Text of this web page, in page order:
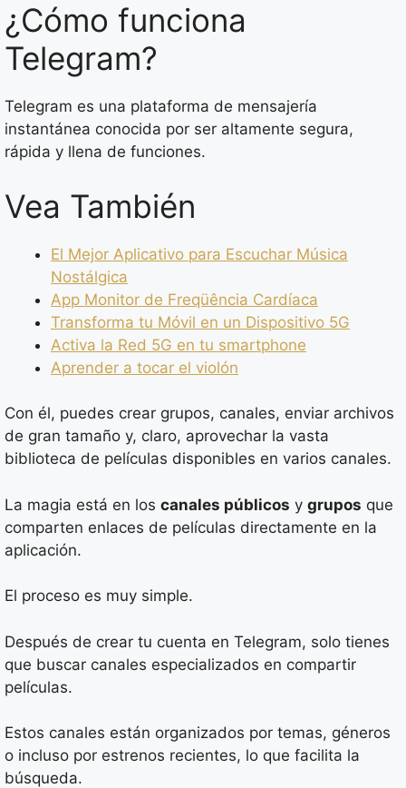
¿Cómo funciona
Telegram?
Telegram es una plataforma de mensajería
instantánea conocida por ser altamente segura,
rápida y llena de funciones.
Vea También
El Mejor Aplicativo para Escuchar Música
Nostálgica
App Monitor de Freqüência Cardíaca
Transforma tu Móvil en un Dispositivo 5G
Activa la Red 5G en tu smartphone
Aprender a tocar el violón
Con él, puedes crear grupos, canales, enviar archivos
de gran tamaño y, claro, aprovechar la vasta
biblioteca de películas disponibles en varios canales.
La magia está en los canales públicos y grupos que
comparten enlaces de películas directamente en la
aplicación.
El proceso es muy simple.
Después de crear tu cuenta en Telegram, solo tienes
que buscar canales especializados en compartir
películas.
Estos canales están organizados por temas, géneros
o incluso por estrenos recientes, lo que facilita la
búsqueda.